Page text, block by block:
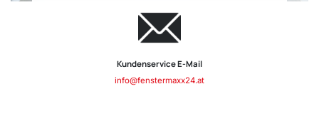
Kundenservice E-Mail
info@fenstermaxx24.at